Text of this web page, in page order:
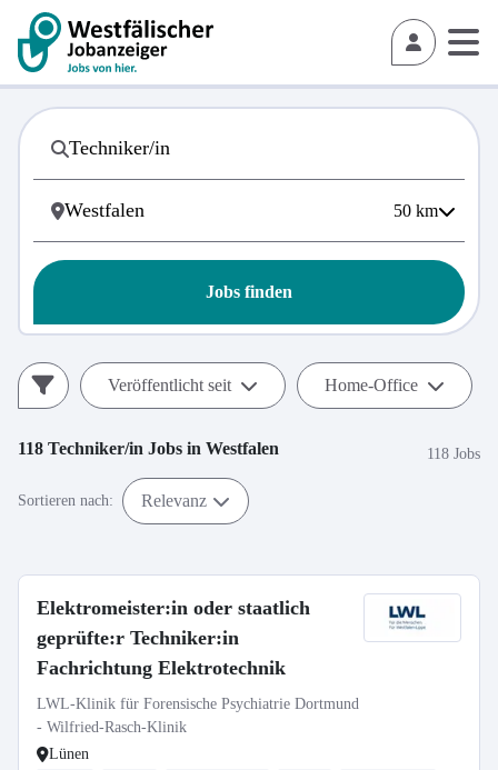
50 km
Jobs finden
Veröffentlicht seit Home-Office
118 Techniker/in Jobs in Westfalen 118 Jobs
Sortieren nach: Relevanz
Elektromeister:in oder staatlich
geprüfte:r Techniker:in
Fachrichtung Elektrotechnik
LWL-Klinik für Forensische Psychiatrie Dortmund
- Wilfried-Rasch-Klinik
Lünen